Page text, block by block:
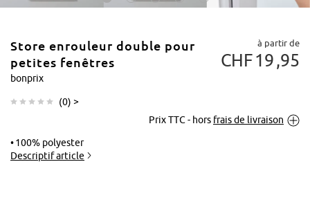
agrandir
Store enrouleur double pour
petites fenêtres
bonprix
(0) >
à partir de
CHF19 95
Prix TTC - hors frais de livraison
100% polyester
Descriptif article